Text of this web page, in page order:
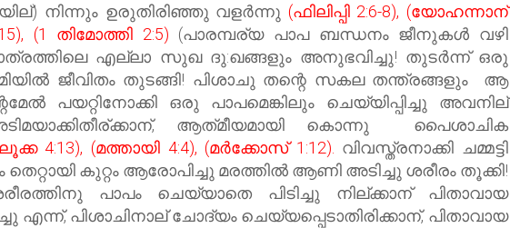
നിന്നും ഉരുതിരിഞ്ഞു വളര്‍ന്നു (ഫിലിപ്പി 2:6-8), (യോഹന്നാന്
(1 തിമോത്തി 2:5) (പാരമ്പര്യ പാപ ബന്ധനം ജീനുകള്‍ വഴി
എല്ലാ സുഖ ദു:ഖങ്ങളും അനുഭവിച്ചു! തുടര്‍ന്ന് ഒരു
ജീവിതം തുടങ്ങി! പിശാചു തന്റെ സകല തന്ത്രങ്ങളും ആ
പയറ്റിനോക്കി ഒരു പാപമെങ്കിലും ചെയ്യിപ്പിച്ചു അവനില്
ആത്‌മീയമായി കൊന്നു പൈശാചിക
4:13), (മത്തായി 4:4), (മർക്കോസ് 1:12). വിവസ്ത്രനാക്കി ചമ്മട്ടി
കുറ്റം ആരോപിച്ചു മരത്തില്‍ ആണി അടിച്ചു ശരീരം തൂക്കി!
പാപം ചെയ്യാതെ പിടിച്ചു നില്ക്കാന് പിതാവായ
പിശാചിനാല് ചോദ്യം ചെയ്യപ്പെടാതിരിക്കാന്, പിതാവായ